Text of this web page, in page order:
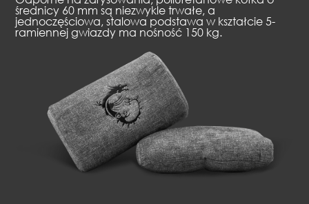
średnicy 60 mm są niezwykle trwałe, a
jednoczęściowa, stalowa podstawa w kształcie 5-
ramiennej gwiazdy ma nośność 150 kg.